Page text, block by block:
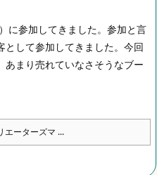
に参加してきました。 参加と言
して参加してきました。 今回
あまり売れていなさそうなブー
エーターズマ ...